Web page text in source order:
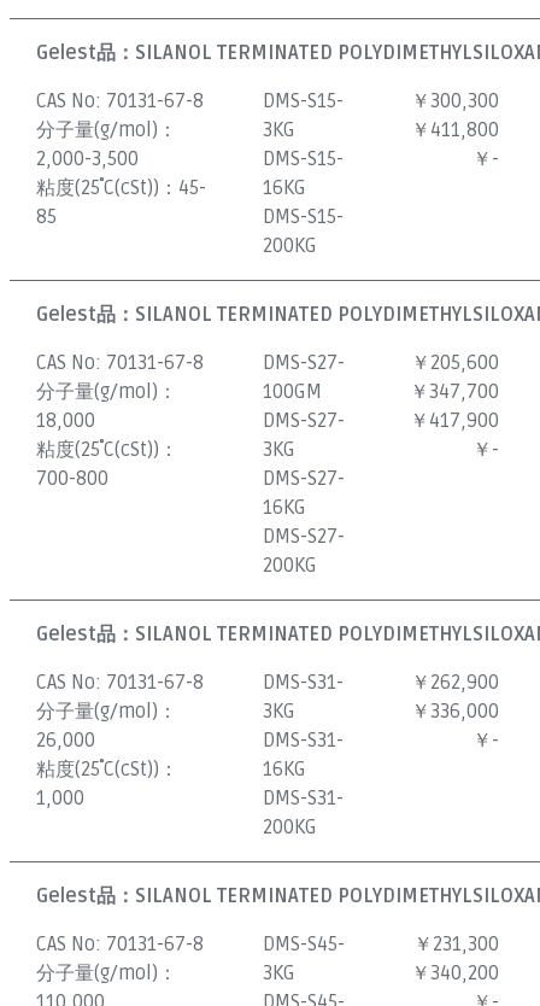
Gelest品： SILANOL TERMINATED
CAS No: 70131-67-8
分子量(g/mol)：
2,000-3,500
粘度(25˚C(cSt))： 45-
85
DMS-S15-
3KG
DMS-S15-
16KG
DMS-S15-
200KG
￥300,300
￥411,800
￥-
Gelest品： SILANOL TERMINATED
CAS No: 70131-67-8
分子量(g/mol)：
18,000
粘度(25˚C(cSt))：
700-800
DMS-S27-
100GM
DMS-S27-
3KG
DMS-S27-
16KG
DMS-S27-
200KG
￥205,600
￥347,700
￥417,900
￥-
Gelest品： SILANOL TERMINATED
CAS No: 70131-67-8
分子量(g/mol)：
26,000
粘度(25˚C(cSt))：
1,000
DMS-S31-
3KG
DMS-S31-
16KG
DMS-S31-
200KG
￥262,900
￥336,000
￥-
Gelest品： SILANOL TERMINATED
CAS No: 70131-67-8
分子量(g/mol)：
DMS-S45-
3KG
￥231,300
￥340,200